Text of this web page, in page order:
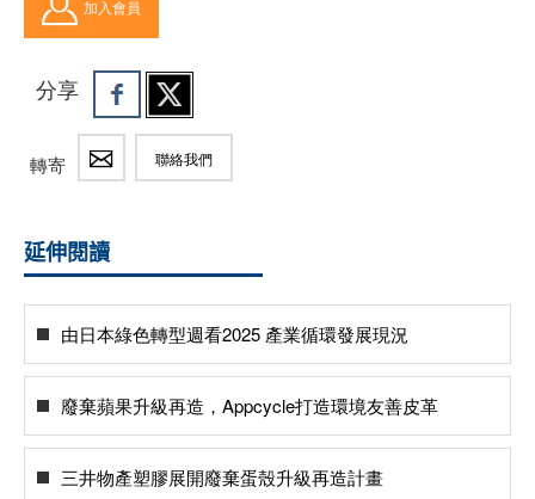
加入會員
分享
轉寄 聯絡我們
延伸閱讀
由日本綠色轉型週看2025 產業循環發展現況
廢棄蘋果升級再造，Appcycle打造環境友善皮革
三井物產塑膠展開廢棄蛋殼升級再造計畫